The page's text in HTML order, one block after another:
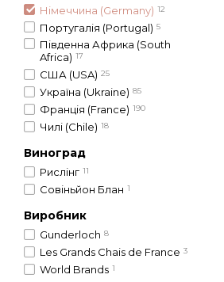
Німеччина (Germany) 12
Португалія (Portugal) 5
Південна Африка (South
Africa) 17
США (USA) 25
Україна (Ukraine) 85
Франція (France) 190
Чилі (Chile) 18
Виноград
Рислінг 11
Совіньйон Блан 1
Виробник
Gunderloch 8
Les Grands Chais de France 3
World Brands 1